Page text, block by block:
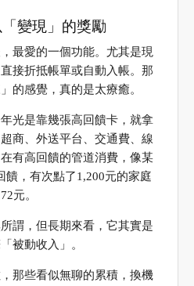
變現」的獎勵
最愛的一個功能。尤其是現
接折抵帳單或自動入帳。那
的感覺，真的是太療癒。
光是靠幾張高回饋卡，就拿
商、外送平台、交通費、線
有高回饋的管道消費，像某
饋，有次點了1,200元的家庭
元。
謂，但長期來看，它其實是
被動收入」。
那些看似無聊的累積，換機